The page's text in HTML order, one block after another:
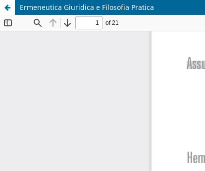
Ermeneutica Giuridica e Filosofia Pratica